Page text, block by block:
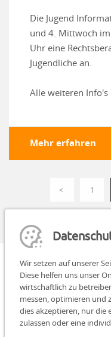
Die Jugend
und 4. Mittwoch
Uhr eine
Jugendliche an.
Alle weiteren
Mehr erfahren
< 1
Teilen:
Wir setzen auf unserer
Diese helfen uns unser
wirtschaftlich zu
messen, optimieren und
dies akzeptieren, nur die
zulassen oder eine